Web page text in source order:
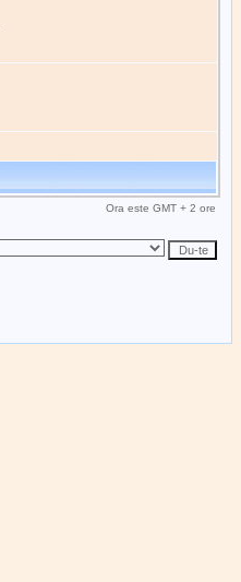
Ora este GMT + 2 ore